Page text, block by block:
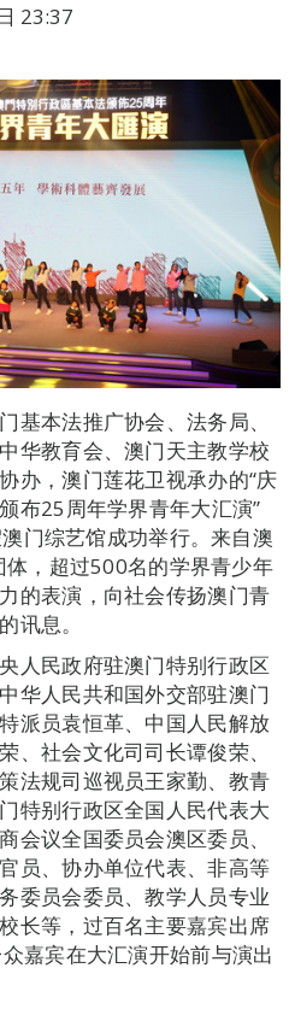
23:37
基本法推广协会、法务局、
华教育会、澳门天主教学校
办，澳门莲花卫视承办的“庆
布25周年学界青年大汇演”
门综艺馆成功举行。来自澳
，超过500名的学界青少年
的表演，向社会传扬澳门青
讯息。
人民政府驻澳门特别行政区
华人民共和国外交部驻澳门
派员袁恒革、中国人民解放
、社会文化司司长谭俊荣、
法规司巡视员王家勤、教青
特别行政区全国人民代表大
会议全国委员会澳区委员、
员、协办单位代表、非高等
委员会委员、教学人员专业
长等，过百名主要嘉宾出席
嘉宾在大汇演开始前与演出